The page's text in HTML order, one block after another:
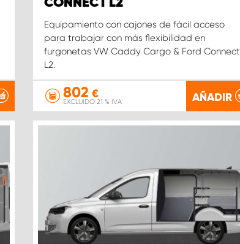
CONNECT L2
Equipamiento con cajones de fácil acceso
para trabajar con más flexibilidad en
furgonetas VW Caddy Cargo & Ford Connect
L2.
802 €
EXCLUIDO 21 % IVA AÑADIR